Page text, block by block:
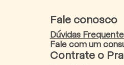
Fale conosco
Dúvidas
Fale com um
Contrate o